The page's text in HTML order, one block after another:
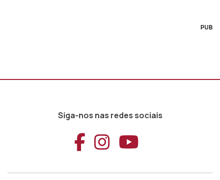
PUB
Siga-nos nas redes sociais
Aceder ao
Aceder ao
Aceder